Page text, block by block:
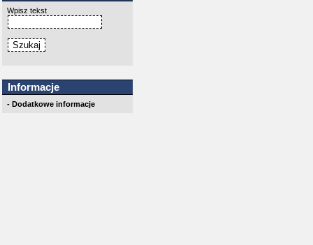
Wpisz tekst
Informacje
- Dodatkowe informacje